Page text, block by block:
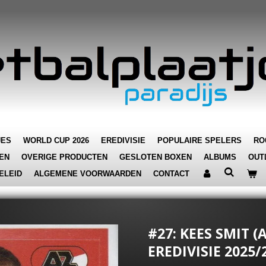
WORLD CUP 2026 EREDIVISIE POPULAIRE SPELERS
OVERIGE PRODUCTEN GESLOTEN BOXEN ALBUMS
ALGEMENE VOORWAARDEN CONTACT
#27: KEES SMIT
EREDIVISIE